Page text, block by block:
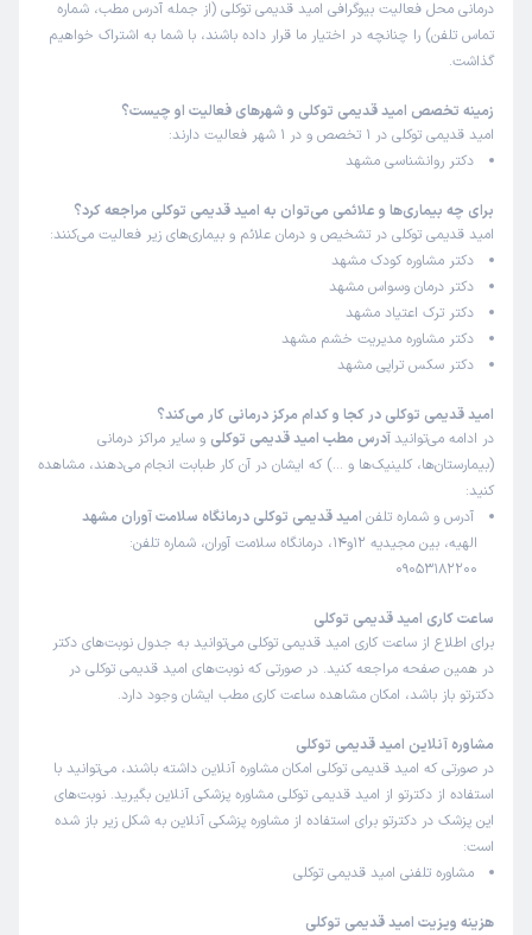
درمانی محل فعالیت بیوگرافی امید قدیمی توکلی (از جمله آدرس مطب، شماره
تماس تلفن) را چنانچه در اختیار ما قرار داده باشند، با شما به اشتراک خواهیم
گذاشت.
زمینه تخصص امید قدیمی توکلی و شهرهای فعالیت او چیست؟
امید قدیمی توکلی در 1 تخصص و در 1 شهر فعالیت دارند:
دکتر روانشناسی مشهد
برای چه بیماری‌ها و علائمی می‌توان به امید قدیمی توکلی مراجعه کرد؟
امید قدیمی توکلی در تشخیص و درمان علائم و بیماری‌های زیر فعالیت می‌کنند:
دکتر مشاوره کودک مشهد
دکتر درمان وسواس مشهد
دکتر ترک اعتیاد مشهد
دکتر مشاوره مدیریت خشم مشهد
دکتر سکس تراپی مشهد
امید قدیمی توکلی در کجا و کدام مرکز درمانی کار می‌کند؟
در ادامه می‌توانید آدرس مطب امید قدیمی توکلی و سایر مراکز درمانی
(بیمارستان‌ها، کلینیک‌ها و …) که ایشان در آن کار طبابت انجام می‌دهند، مشاهده
کنید:
آدرس و شماره تلفن امید قدیمی توکلی درمانگاه سلامت آوران مشهد
الهیه، بین مجیدیه 12و14، درمانگاه سلامت آوران، شماره تلفن:
09053182200
ساعت کاری امید قدیمی توکلی
برای اطلاع از ساعت کاری امید قدیمی توکلی می‌توانید به جدول نوبت‌های دکتر
در همین صفحه مراجعه کنید. در صورتی که نوبت‌های امید قدیمی توکلی در
دکترتو باز باشد، امکان مشاهده ساعت کاری مطب ایشان وجود دارد.
مشاوره آنلاین امید قدیمی توکلی
در صورتی که امید قدیمی توکلی امکان مشاوره آنلاین داشته باشند، می‌توانید با
استفاده از دکترتو از امید قدیمی توکلی مشاوره پزشکی آنلاین بگیرید. نوبت‌های
این پزشک در دکترتو برای استفاده از مشاوره پزشکی آنلاین به شکل زیر باز شده
است:
مشاوره تلفنی امید قدیمی توکلی
هزینه ویزیت امید قدیمی توکلی